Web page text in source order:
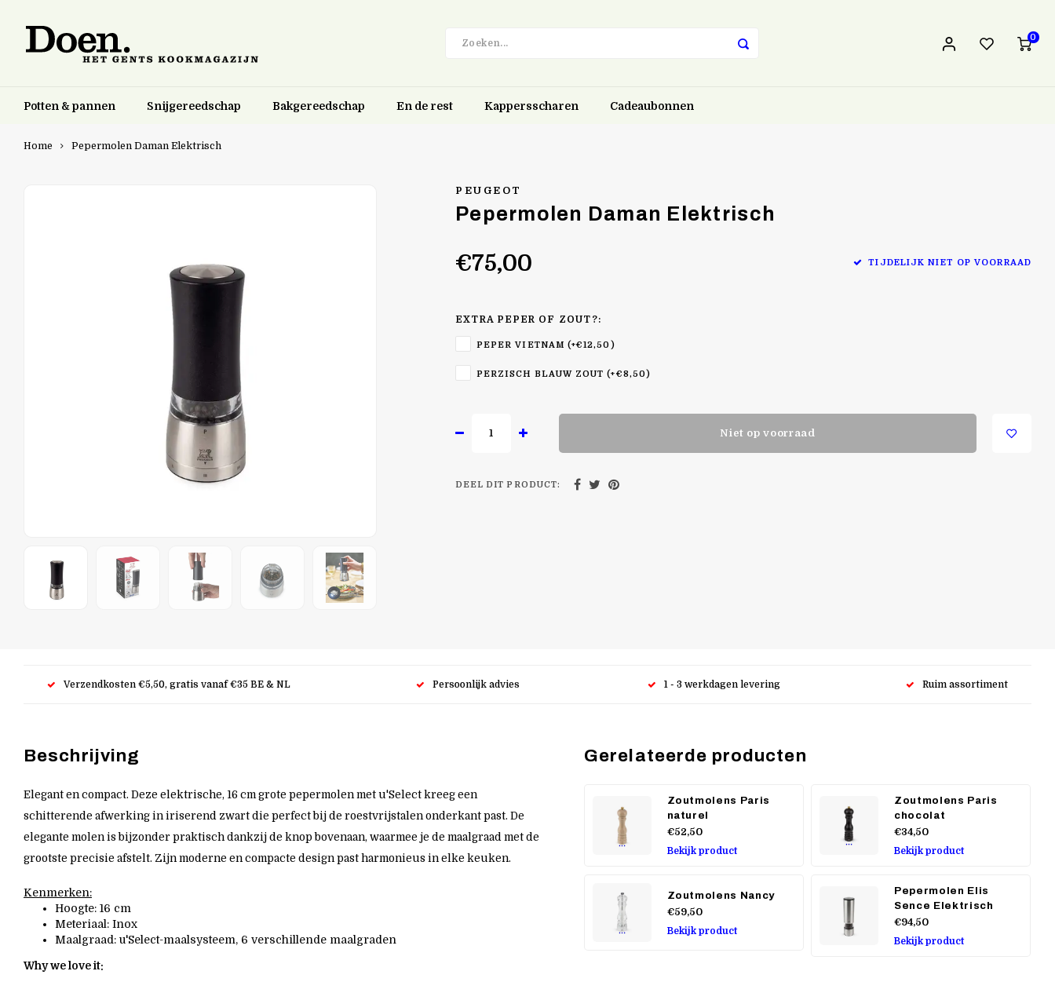
0
Potten & pannen Snijgereedschap Bakgereedschap En de rest Kappersscharen Cadeaubonnen
Home Pepermolen Daman Elektrisch
PEUGEOT
Pepermolen Daman Elektrisch
€75,00 TIJDELIJK NIET OP VOORRAAD
EXTRA PEPER OF ZOUT?:
PEPER VIETNAM (+€12,50)
PERZISCH BLAUW ZOUT (+€8,50)
Niet op voorraad
DEEL DIT PRODUCT:
Verzendkosten €5,50, gratis vanaf €35 BE & NL Persoonlijk advies 1 - 3 werkdagen levering Ruim assortiment
Beschrijving
Elegant en compact. Deze elektrische, 16 cm grote pepermolen met u'Select kreeg een
schitterende afwerking in iriserend zwart die perfect bij de roestvrijstalen onderkant past. De
elegante molen is bijzonder praktisch dankzij de knop bovenaan, waarmee je de maalgraad met de
grootste precisie afstelt. Zijn moderne en compacte design past harmonieus in elke keuken.
Kenmerken:
Hoogte: 16 cm
Meteriaal: Inox
Maalgraad: u'Select-maalsysteem, 6 verschillende maalgraden
Why we love it:
Gerelateerde producten
Zoutmolens Paris
naturel
€52,50
Bekijk product
Zoutmolens Paris
chocolat
€34,50
Bekijk product
Zoutmolens Nancy
€59,50
Bekijk product
Pepermolen Elis
Sence Elektrisch
€94,50
Bekijk product